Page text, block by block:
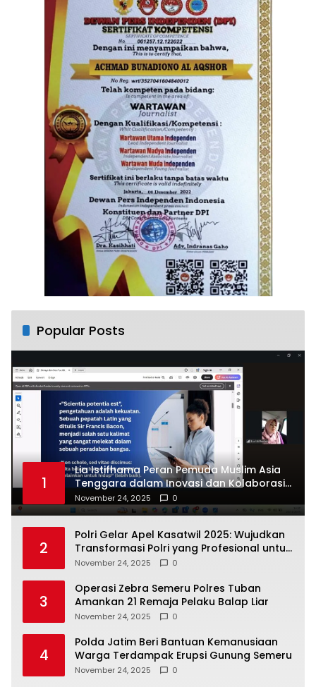
Popular Posts
1
Lia Istifhama Peran Pemuda Muslim Asia
Tenggara dalam Inovasi dan Kolaborasi
Internasional
November 24, 2025 0
2
Polri Gelar Apel Kasatwil 2025: Wujudkan
Transformasi Polri yang Profesional untuk
Masyarakat
November 24, 2025 0
3
Operasi Zebra Semeru Polres Tuban
Amankan 21 Remaja Pelaku Balap Liar
November 24, 2025 0
4
Polda Jatim Beri Bantuan Kemanusiaan
Warga Terdampak Erupsi Gunung Semeru
November 24, 2025 0